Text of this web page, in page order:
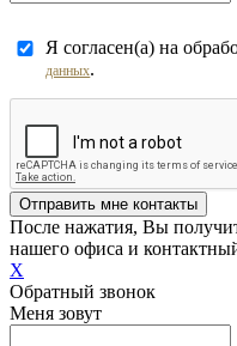
Я согласен(а) на
данных.
Отправить мне контакты
После нажатия, Вы
нашего офиса и
X
Обратный звонок
Меня зовут